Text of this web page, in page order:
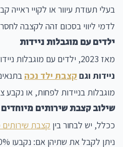
לדמי ליווי בסכום זהה לקצבה לחסרי רכב
ילדים עם מוגבלות ניידות
מאז 2023, ילדים עם מוגבלות ניידות יכולים לקבל
ניידות וגם קצבת ילד נכה
מוגבלות בניידות לפחות, או נקבע
שילוב קצבת שירותים מיוחדים
ככלל, יש לבחור בין קצבת שירותים
ניתן לקבל את שתיהן אם: נקבעו 100% שירותים מיוחדים